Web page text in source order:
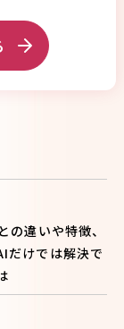
の違いや特徴、
だけでは解決で